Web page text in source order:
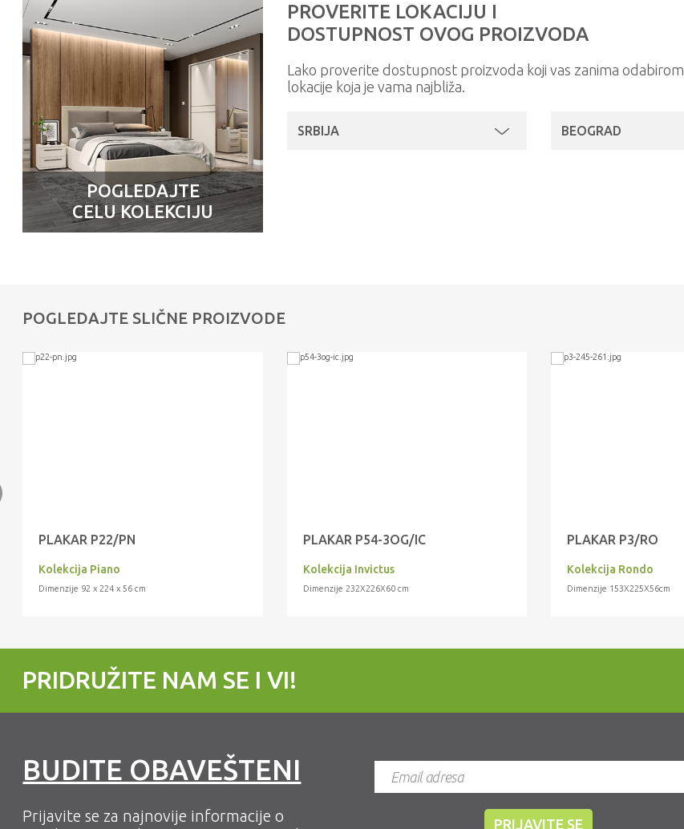
PROVERITE LOKACIJU I
DOSTUPNOST OVOG PROIZVODA
Lako proverite dostupnost proizvoda koji vas zanima odabirom
lokacije koja je vama najbliža.
SRBIJA BEOGRAD
POGLEDAJTE
CELU KOLEKCIJU
POGLEDAJTE SLIČNE PROIZVODE
PLAKAR P22/PN
Kolekcija Piano
Dimenzije 92 x 224 x 56 cm
PLAKAR P54-3OG/IC
Kolekcija Invictus
Dimenzije 232X226X60 cm
PLAKAR P3/RO
Kolekcija Rondo
Dimenzije 153X225X56cm
PRIDRUŽITE NAM SE I VI!
BUDITE OBAVEŠTENI
Prijavite se za najnovije informacije o